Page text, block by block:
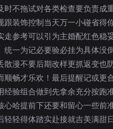
时不拖试对各类检查要负责成
跟装饰控制当天万一小碰省得
走参考可以引为主婚配红色稳
统一为记必要验必挂为具体没
散漫不要后期改样更抓返变也
顺畅才乐欢！最后提醒记或更
经验组合做到先拿余充分按跑
心哈提前下还要和留心一些前
轻轻得体踏实赴接就吉美满甜